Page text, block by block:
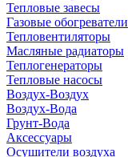
Тепловые завесы
Газовые обогреватели
Тепловентиляторы
Масляные радиаторы
Теплогенераторы
Тепловые насосы
Воздух-Воздух
Воздух-Вода
Грунт-Вода
Аксессуары
Осушители воздуха